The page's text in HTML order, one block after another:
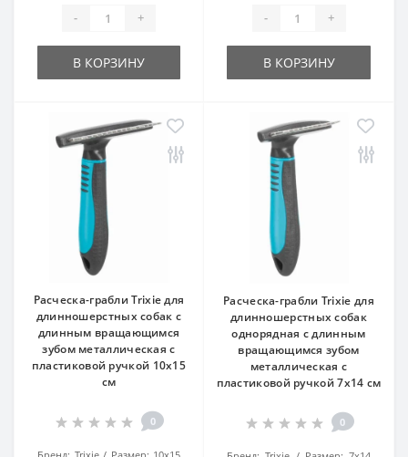
- +
В КОРЗИНУ
- +
В КОРЗИНУ
Расческа-грабли Trixie для
длинношерстных собак с
длинным вращающимся
зубом металлическая с
пластиковой ручкой 10х15
см
0
Расческа-грабли Trixie для
длинношерстных собак
однорядная с длинным
вращающимся зубом
металлическая с
пластиковой ручкой 7х14 см
0